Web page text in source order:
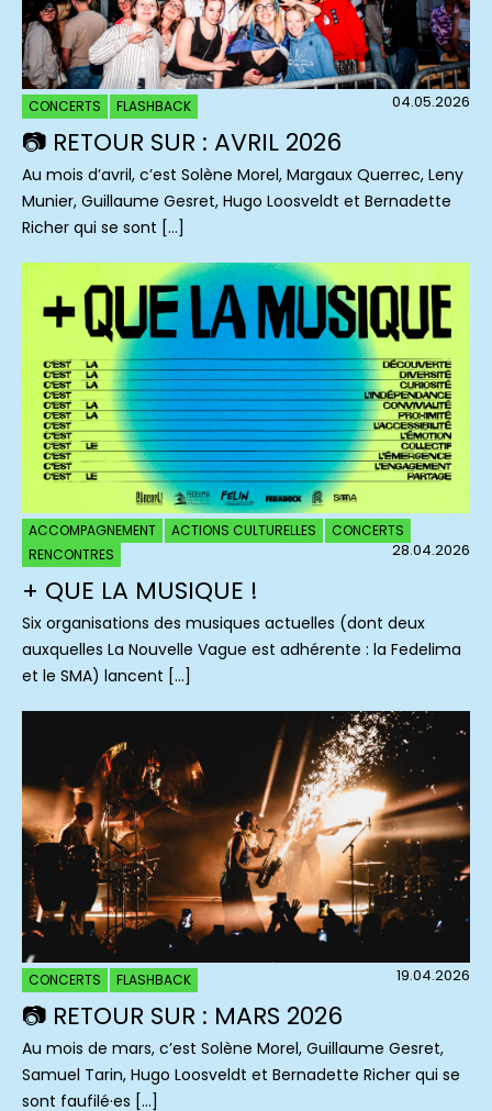
CONCERTS FLASHBACK 04.05.2026
📷 RETOUR SUR : AVRIL 2026
Au mois d’avril, c’est Solène Morel, Margaux Querrec, Leny
Munier, Guillaume Gesret, Hugo Loosveldt et Bernadette
Richer qui se sont […]
ACCOMPAGNEMENT ACTIONS CULTURELLES
CONCERTS
RENCONTRES
28.04.2026
+ QUE LA MUSIQUE !
Six organisations des musiques actuelles (dont deux
auxquelles La Nouvelle Vague est adhérente : la Fedelima
et le SMA) lancent […]
CONCERTS FLASHBACK 19.04.2026
📷 RETOUR SUR : MARS 2026
Au mois de mars, c’est Solène Morel, Guillaume Gesret,
Samuel Tarin, Hugo Loosveldt et Bernadette Richer qui se
sont faufilé·es […]